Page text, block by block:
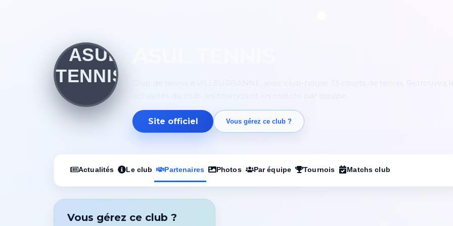
Site officiel Vous gérez ce club ?
Actualités Le club Partenaires Photos Par équipe Tournois Matchs club
Vous gérez ce club ?